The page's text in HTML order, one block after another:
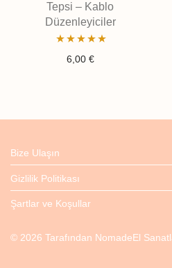
Tepsi – Kablo
Düzenleyiciler
5'ten4.89
6,00 €
Bize Ulaşın
Gizlilik Politikası
Şartlar ve Koşullar
© 2026 Tarafından NomadeEl